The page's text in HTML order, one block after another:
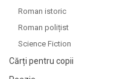
Roman istoric
Roman polițist
Science Fiction
Cărți pentru copii